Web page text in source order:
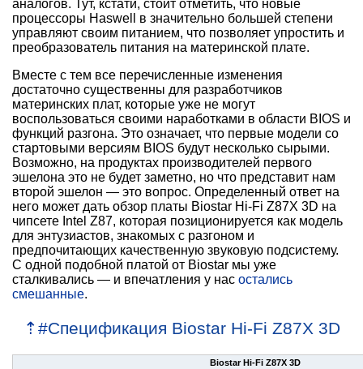
аналогов. Тут, кстати, стоит отметить, что новые
процессоры Haswell в значительно большей степени
управляют своим питанием, что позволяет упростить и
преобразователь питания на материнской плате.
Вместе с тем все перечисленные изменения
достаточно существенны для разработчиков
материнских плат, которые уже не могут
воспользоваться своими наработками в области BIOS и
функций разгона. Это означает, что первые модели со
стартовыми версиям BIOS будут несколько сырыми.
Возможно, на продуктах производителей первого
эшелона это не будет заметно, но что представит нам
второй эшелон — это вопрос. Определенный ответ на
него может дать обзор платы Biostar Hi-Fi Z87X 3D на
чипсете Intel Z87, которая позиционируется как модель
для энтузиастов, знакомых с разгоном и
предпочитающих качественную звуковую подсистему.
С одной подобной платой от Biostar мы уже
сталкивались — и впечатления у нас остались
смешанные.
⇡ #Спецификация Biostar Hi-Fi Z87X 3D
Biostar Hi-Fi Z87X 3D